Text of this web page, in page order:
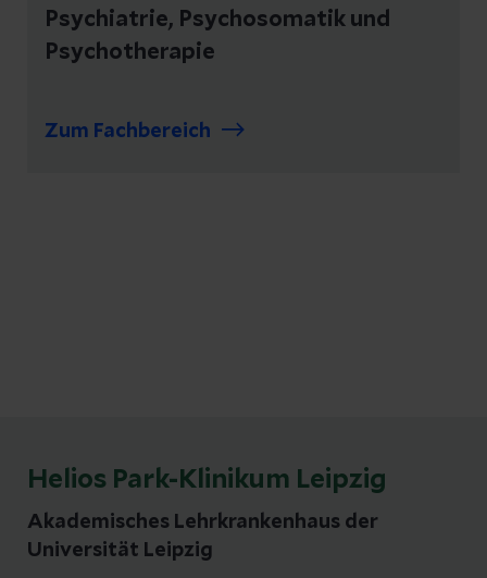
Psychiatrie, Psychosomatik und
Psychotherapie
Zum Fachbereich
Helios Park-Klinikum Leipzig
Akademisches Lehrkrankenhaus der
Universität Leipzig